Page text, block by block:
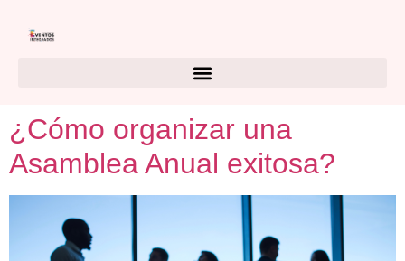
¿Cómo organizar una
Asamblea Anual exitosa?